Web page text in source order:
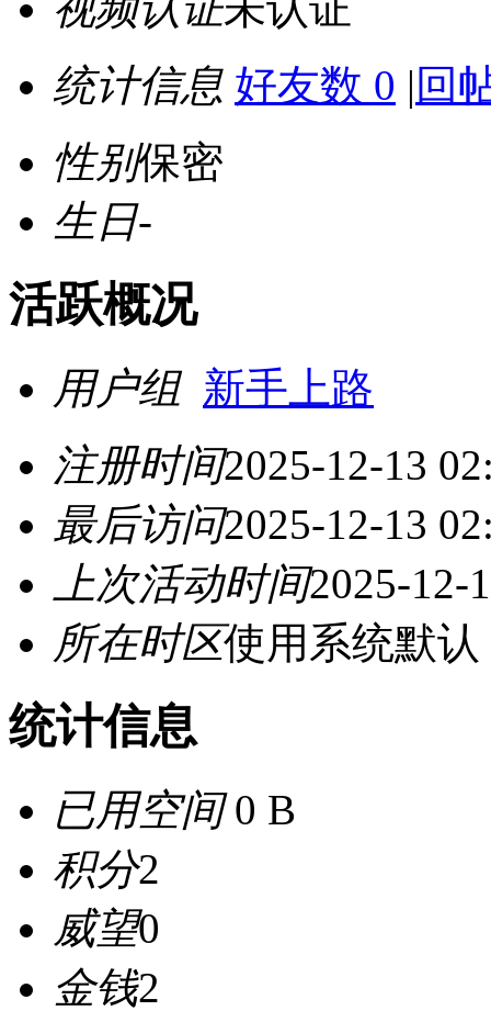
统计信息 好友数 0 | 回
性别保密
生日-
活跃概况
用户组 新手上路
注册时间2025-12-13
最后访问2025-12-13
上次活动时间2025-12-
所在时区使用系统默认
统计信息
已用空间0 B
积分2
威望0
金钱2